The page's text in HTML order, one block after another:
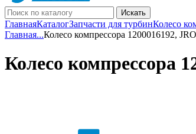
Искать
ГлавнаяКаталогЗапчасти для турбинКолесо
Главная...Колесо компрессора 1200016192,
Колесо компрессора